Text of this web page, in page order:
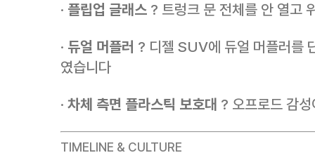
· 플립업 글래스 ? 트렁크 문 전체를 안 열고
· 듀얼 머플러 ? 디젤 SUV에 듀얼 머플러를
였습니다
· 차체 측면 플라스틱 보호대 ? 오프로드 감
TIMELINE & CULTURE